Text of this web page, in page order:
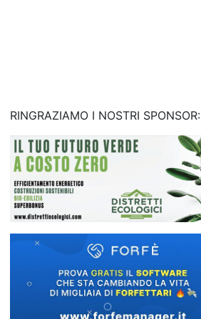
RINGRAZIAMO I NOSTRI SPONSOR: